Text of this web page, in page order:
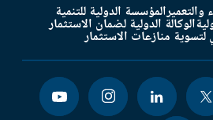
والتعميرالمؤسسة الدولية للتنمية
الوكالة الدولية لضمان الاستثمار
لتسوية منازعات الاستثمار